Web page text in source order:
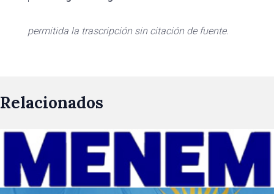
permitida la trascripción sin citación de fuente.
Relacionados